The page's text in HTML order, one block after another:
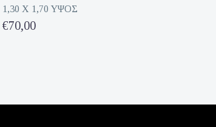
€224,00.
τιμή
είναι:
1,30 Χ 1,70 ΥΨΟΣ
Original
€70,00